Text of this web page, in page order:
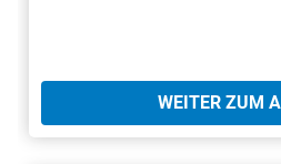
WEITER ZUM